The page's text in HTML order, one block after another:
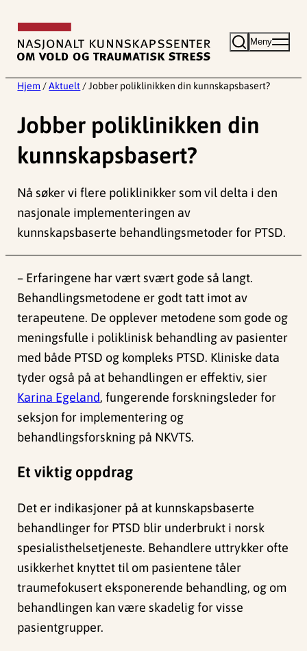
innhold
Meny
Hjem / Aktuelt / Jobber poliklinikken din kunnskapsbasert?
Jobber poliklinikken din
kunnskapsbasert?
Nå søker vi flere poliklinikker som vil delta i den
nasjonale implementeringen av
kunnskapsbaserte behandlingsmetoder for PTSD.
– Erfaringene har vært svært gode så langt.
Behandlingsmetodene er godt tatt imot av
terapeutene. De opplever metodene som gode og
meningsfulle i poliklinisk behandling av pasienter
med både PTSD og kompleks PTSD. Kliniske data
tyder også på at behandlingen er effektiv, sier
Karina Egeland, fungerende forskningsleder for
seksjon for implementering og
behandlingsforskning på NKVTS.
Et viktig oppdrag
Det er indikasjoner på at kunnskapsbaserte
behandlinger for PTSD blir underbrukt i norsk
spesialisthelsetjeneste. Behandlere uttrykker ofte
usikkerhet knyttet til om pasientene tåler
traumefokusert eksponerende behandling, og om
behandlingen kan være skadelig for visse
pasientgrupper.